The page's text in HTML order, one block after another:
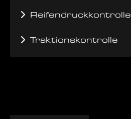
Reifendruckkontrolle
Traktionskontrolle